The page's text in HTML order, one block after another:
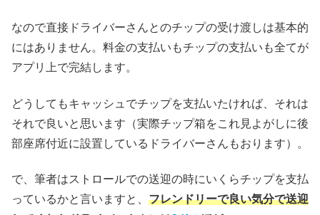
なので直接ドライバーさんとのチップの受け渡しは基本的
にはありません。料金の支払いもチップの支払いも全てが
アプリ上で完結します。
どうしてもキャッシュでチップを支払いたければ、それは
それで良いと思います（実際チップ箱をこれ見よがしに後
部座席付近に設置しているドライバーさんもおります）。
で、筆者はストロールでの送迎の時にいくらチップを支払
っているかと言いますと、 フレンドリーで良い気分で送迎